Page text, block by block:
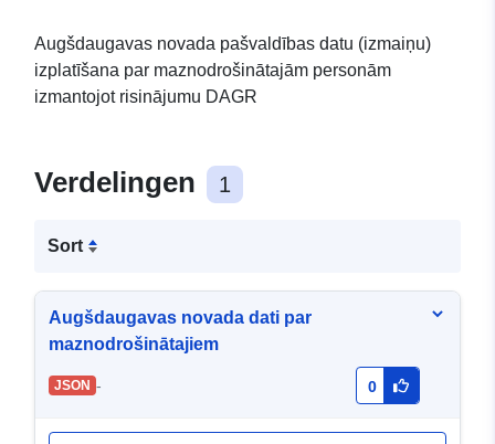
Augšdaugavas novada pašvaldības datu (izmaiņu)
izplatīšana par maznodrošinātajām personām
izmantojot risinājumu DAGR
Verdelingen 1
Sort
Augšdaugavas novada dati par
maznodrošinātajiem
JSON - 0